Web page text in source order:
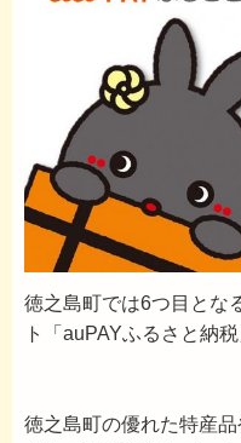
徳之島町では6つ目とな
ト「auPAYふるさと納
徳之島町の優れた特産